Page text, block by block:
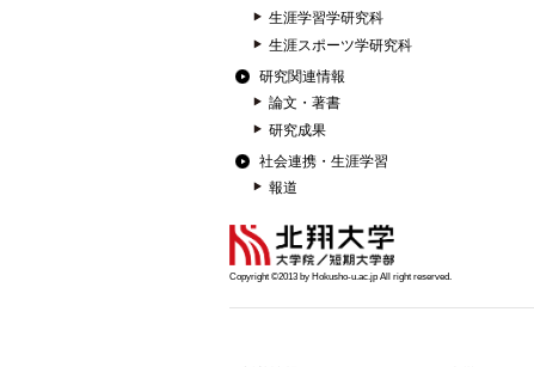
生涯学習学研究科
生涯スポーツ学研究科
研究関連情報
論文・著書
研究成果
社会連携・生涯学習
報道
Copyright ©2013 by Hokusho-u.ac.jp All right reserved.